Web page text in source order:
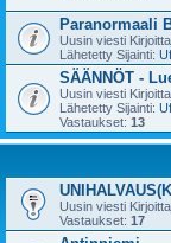
Paranormaali
Uusin viesti
Lähetetty Sijainti:
SÄÄNNÖT -
Uusin viesti
Lähetetty Sijainti:
Vastaukset: 13
Uusin viesti
Vastaukset: 17